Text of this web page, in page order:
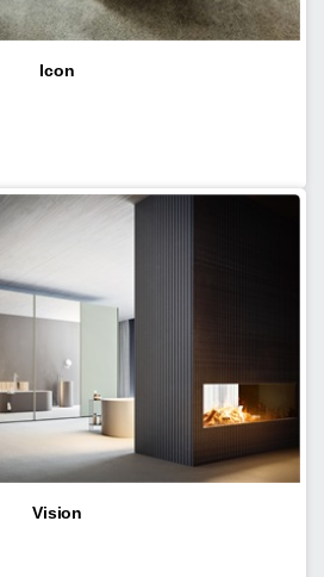
Icon
Vision